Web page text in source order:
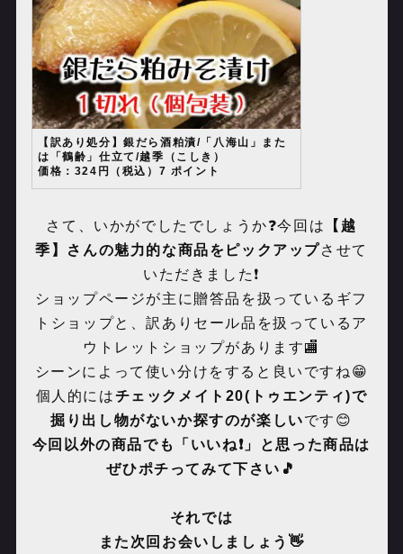
【訳あり処分】銀だら酒粕漬/「八海山」また
は「鶴齢」仕立て/越季（こしき）
価格：324円（税込）7 ポイント
さて、いかがでしたでしょうか❓今回は
【越
季】さんの魅力的な商品をピックアップさせて
いただきました❗️
ショップページが主に贈答品を扱っているギフ
トショップと、訳ありセール品を扱っているア
ウトレットショップがあります🏬
シーンによって使い分けをすると良いですね😁
個人的にはチェックメイト 20( トゥエンティ)で
掘り出し物がないか探すのが楽しいです😊
今回以外の商品でも「いいね❗️」と思った商品は
ぜひポチってみて下さい🎵
それでは
また次回お会いしましょう👋